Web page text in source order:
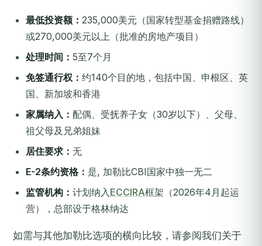
最低投资额： 235,000美元（国家转型基金捐赠路线）
或270,000美元以上（批准的房地产项目）
处理时间： 5至7个月
免签通行权： 约140个目的地，包括中国、申根区、英
国、新加坡和香港
家属纳入： 配偶、受抚养子女（30岁以下）、父母、
祖父母及兄弟姐妹
居住要求： 无
E-2条约资格： 是, 加勒比CBI国家中独一无二
监管机构： 计划纳入ECCIRA框架（2026年4月起运
营），总部设于格林纳达
如需与其他加勒比选项的横向比较，请参阅我们关于